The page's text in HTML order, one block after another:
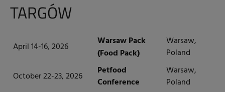
TARGÓW
April 14-16, 2026
Warsaw Pack
(Food Pack)
Warsaw,
Poland
October 22-23, 2026
Petfood
Conference
Warsaw,
Poland